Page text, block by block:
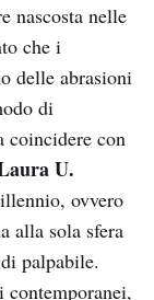
nascosta nelle
che i
delle abrasioni
di
coincidere con
U.
ovvero
alla sola sfera
palpabile.
contemporanei,